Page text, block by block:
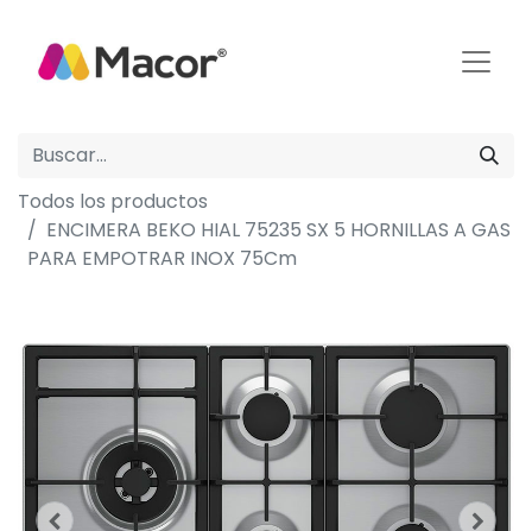
Todos los productos
ENCIMERA BEKO HIAL 75235 SX 5 HORNILLAS A GAS
PARA EMPOTRAR INOX 75Cm